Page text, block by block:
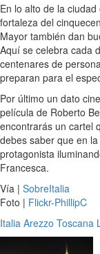
En lo alto de la
fortaleza del
Mayor también dan
Aquí se celebra cada
centenares de
preparan para el
Por último un dato
película de Roberto
encontrarás un cartel
debes saber que en
protagonista
Francesca.
Vía | SobreItalia
Foto | Flickr-PhillipC
Italia Arezzo Toscana